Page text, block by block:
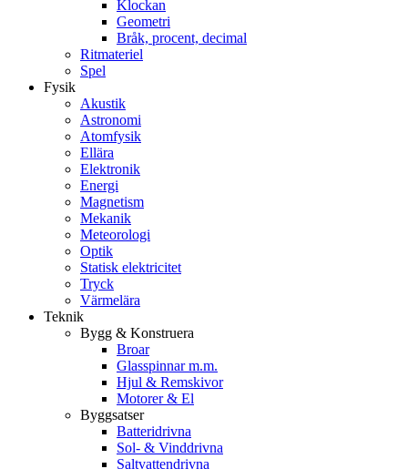
Klockan
Geometri
Bråk, procent, decimal
Ritmateriel
Spel
Fysik
Akustik
Astronomi
Atomfysik
Ellära
Elektronik
Energi
Magnetism
Mekanik
Meteorologi
Optik
Statisk elektricitet
Tryck
Värmelära
Teknik
Bygg & Konstruera
Broar
Glasspinnar m.m.
Hjul & Remskivor
Motorer & El
Byggsatser
Batteridrivna
Sol- & Vinddrivna
Saltvattendrivna